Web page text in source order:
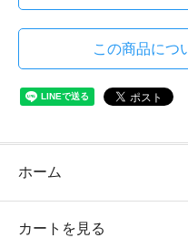
この商品につ
ホーム
カートを見る